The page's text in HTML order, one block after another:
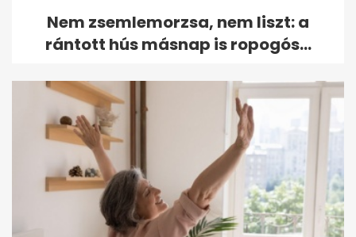
Nem zsemlemorzsa, nem liszt: a
rántott hús másnap is ropogós...